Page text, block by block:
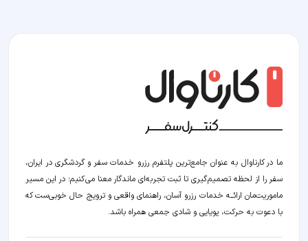
ما در کارناوال به عنوان جامع‌ترین پلتفرم رزرو خدمات سفر و گردشگری در ایران،
سفر را از لحظه‌ تصمیم‌گیری تا ثبت تجربه‌ای ماندگار معنا می‌کنیم؛ در این مسیر‍
ماموریت‌مان اراﺋــﻪ خدمات رزرو آسان، راهنمای واقعی و ترویج حال خوبی‌ست که
با دعوت به حرکت، پویایی و شادی جمعی همراه باشد.